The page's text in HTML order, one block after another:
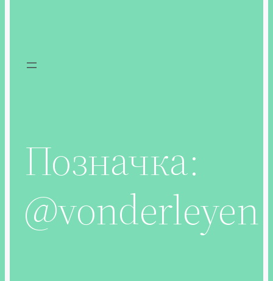
Позначка:
@vonderleyen